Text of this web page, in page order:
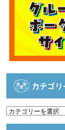
カテゴリ
カ